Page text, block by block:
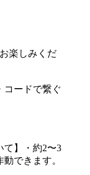
楽しみくだ
コードで繋ぐ
て】・約2〜3
できます。